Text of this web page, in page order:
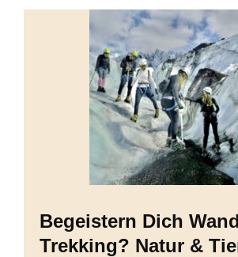
Begeistern Dich
Trekking? Natur &